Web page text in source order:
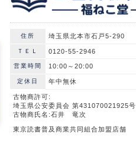
住所 埼玉県北本市石戸5-290
ＴＥＬ 0120-55-2946
営業時間 10:00～20:00
定休日 年中無休
古物商許可:
埼玉県公安委員会 第431070021925号
古物商氏名:石井 竜次
東京読書普及商業共同組合加盟店舗